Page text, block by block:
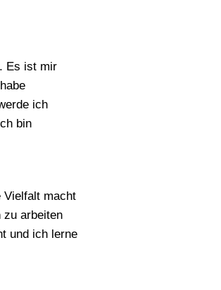
Es ist mir
ich
bin
Vielfalt macht
zu arbeiten
und ich lerne